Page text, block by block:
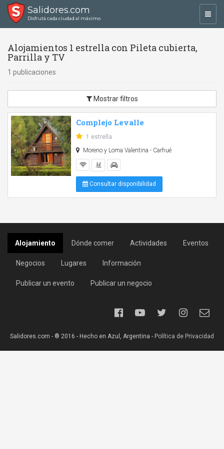
Salidores.com
Disfrutá cada ciudad al máximo
Alojamientos 1 estrella con Pileta cubierta,
Parrilla y TV
1 publicaciones
Mostrar filtros
Complejo Levalle
1 estrella
Moreno y Loma Valentina - Carhué
Consultar disponibilidad
Alojamiento Dónde comer Actividades Eventos
Negocios Lugares Información
Publicar un evento Publicar un negocio
Salidores.com - ® 2016 - Hecho en Azul, Argentina - Política de Privacidad